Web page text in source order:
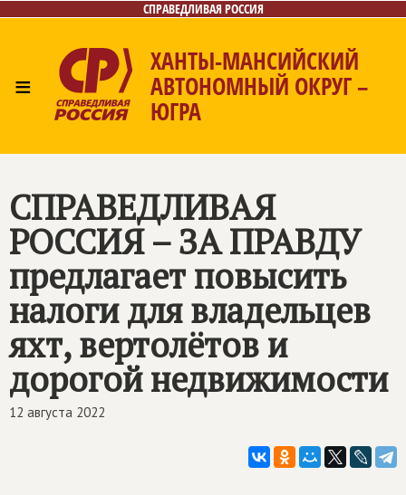
СПРАВЕДЛИВАЯ РОССИЯ
≡
ХАНТЫ-МАНСИЙСКИЙ
АВТОНОМНЫЙ ОКРУГ –
ЮГРА
Контакты
СПРАВЕДЛИВАЯ
РОССИЯ – ЗА ПРАВДУ
предлагает повысить
налоги для владельцев
яхт, вертолётов и
дорогой недвижимости
12 августа 2022